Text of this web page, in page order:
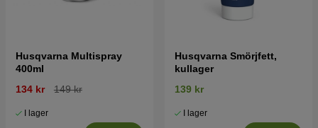
Husqvarna Multispray
400ml
134 kr
149 kr
I lager
Husqvarna Smörjfett,
kullager
139 kr
I lager